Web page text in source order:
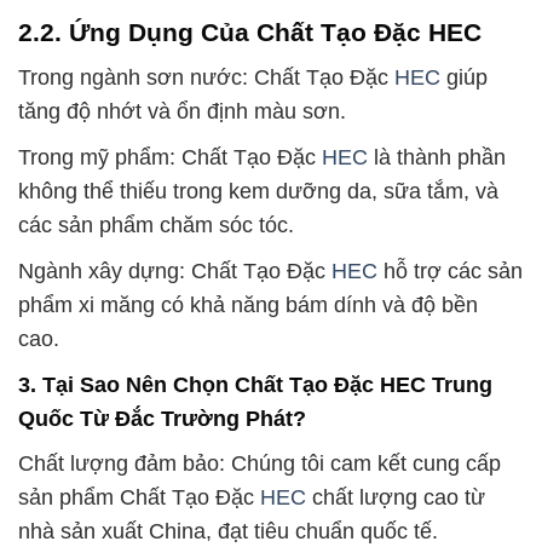
2.2. Ứng Dụng Của Chất Tạo Đặc HEC
Trong ngành sơn nước: Chất Tạo Đặc HEC giúp
tăng độ nhớt và ổn định màu sơn.
Trong mỹ phẩm: Chất Tạo Đặc HEC là thành phần
không thể thiếu trong kem dưỡng da, sữa tắm, và
các sản phẩm chăm sóc tóc.
Ngành xây dựng: Chất Tạo Đặc HEC hỗ trợ các sản
phẩm xi măng có khả năng bám dính và độ bền
cao.
3. Tại Sao Nên Chọn Chất Tạo Đặc HEC Trung
Quốc Từ Đắc Trường Phát?
Chất lượng đảm bảo: Chúng tôi cam kết cung cấp
sản phẩm Chất Tạo Đặc HEC chất lượng cao từ
nhà sản xuất China, đạt tiêu chuẩn quốc tế.